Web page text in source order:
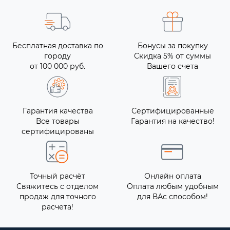
Бесплатная доставка по
городу
от 100 000 руб.
Бонусы за покупку
Скидка 5% от суммы
Вашего счета
Гарантия качества
Все товары
сертифицированы
Сертифицированные
Гарантия на качество!
Точный расчёт
Свяжитесь с отделом
продаж для точного
расчета!
Онлайн оплата
Оплата любым удобным
для ВАс способом!